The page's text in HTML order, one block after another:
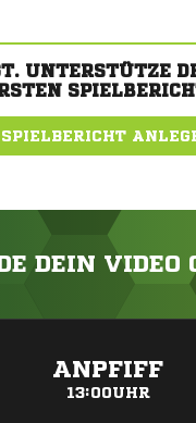
SPIELBERICHT
DEIN VIDEO
ANPFIFF
13:00UHR